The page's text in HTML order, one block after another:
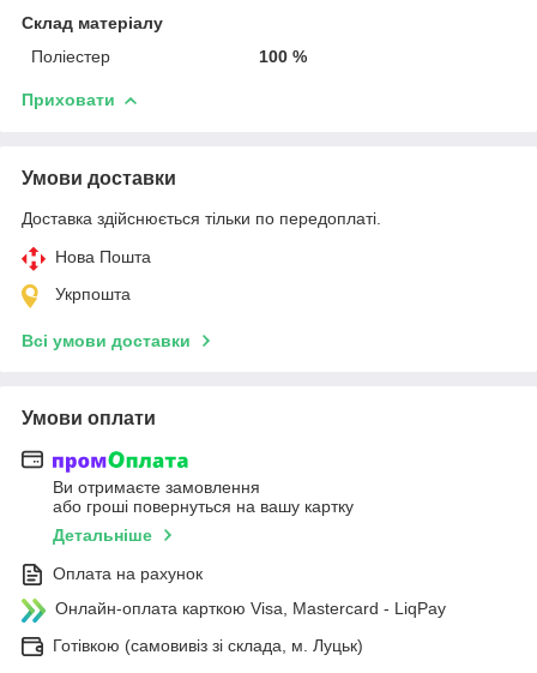
Склад матеріалу
Поліестер
100 %
Приховати
Умови доставки
Доставка здійснюється тільки по передоплаті.
Нова Пошта
Укрпошта
Всі умови доставки
Умови оплати
Ви отримаєте замовлення
або гроші повернуться на вашу картку
Детальніше
Оплата на рахунок
Онлайн-оплата карткою Visa, Mastercard - LiqPay
Готівкою (самовивіз зі склада, м. Луцьк)